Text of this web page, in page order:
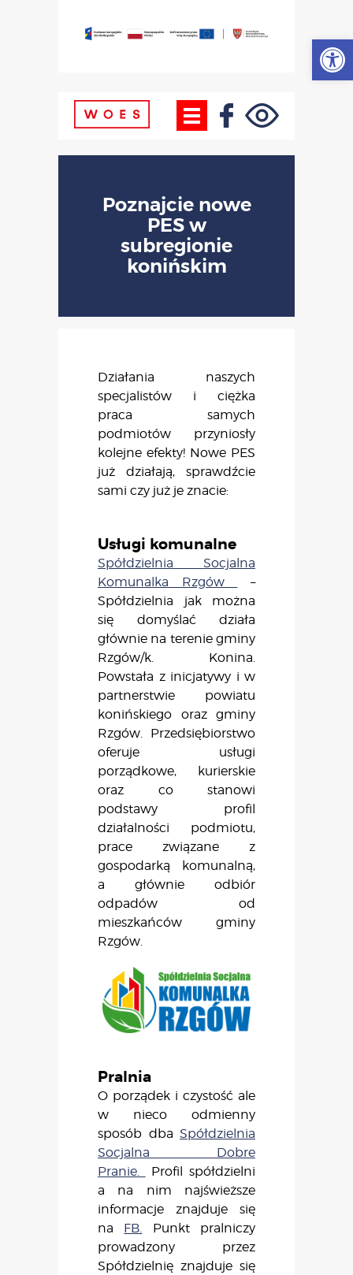
Poznajcie nowe
PES w
subregionie
konińskim
Działania naszych
specjalistów i ciężka
praca samych
podmiotów przyniosły
kolejne efekty! Nowe PES
już działają, sprawdźcie
sami czy już je znacie:
Usługi komunalne
Spółdzielnia Socjalna
Komunalka Rzgów
–
Spółdzielnia jak można
się domyślać działa
głównie na terenie gminy
Rzgów/k. Konina.
Powstała z inicjatywy i w
partnerstwie powiatu
konińskiego oraz gminy
Rzgów. Przedsiębiorstwo
oferuje usługi
porządkowe, kurierskie
oraz co stanowi
podstawy profil
działalności podmiotu,
prace związane z
gospodarką komunalną,
a głównie odbiór
odpadów od
mieszkańców gminy
Rzgów.
Pralnia
O porządek i czystość ale
w nieco odmienny
sposób dba Spółdzielnia
Socjalna Dobre
Pranie.
Profil spółdzielni
a na nim najświeższe
informacje znajduje się
na FB. Punkt pralniczy
prowadzony przez
Spółdzielnię znajduje się